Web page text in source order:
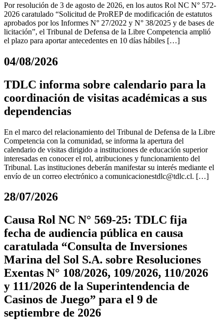
Por resolución de 3 de agosto de 2026, en los autos Rol NC N° 572-
2026 caratulado “Solicitud de ProREP de modificación de estatutos
aprobados por los Informes N° 27/2022 y N° 38/2025 y de bases de
licitación”, el Tribunal de Defensa de la Libre Competencia amplió
el plazo para aportar antecedentes en 10 días hábiles […]
04/08/2026
TDLC informa sobre calendario para la
coordinación de visitas académicas a sus
dependencias
En el marco del relacionamiento del Tribunal de Defensa de la Libre
Competencia con la comunidad, se informa la apertura del
calendario de visitas dirigido a instituciones de educación superior
interesadas en conocer el rol, atribuciones y funcionamiento del
Tribunal. Las instituciones deberán manifestar su interés mediante el
envío de un correo electrónico a comunicacionestdlc@tdlc.cl. […]
28/07/2026
Causa Rol NC N° 569-25: TDLC fija
fecha de audiencia pública en causa
caratulada “Consulta de Inversiones
Marina del Sol S.A. sobre Resoluciones
Exentas N° 108/2026, 109/2026, 110/2026
y 111/2026 de la Superintendencia de
Casinos de Juego” para el 9 de
septiembre de 2026